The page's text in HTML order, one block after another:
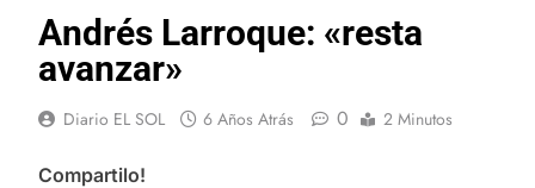
Andrés Larroque: «resta
avanzar»
Diario EL SOL 6 Años Atrás 0 2 Minutos
Compartilo!